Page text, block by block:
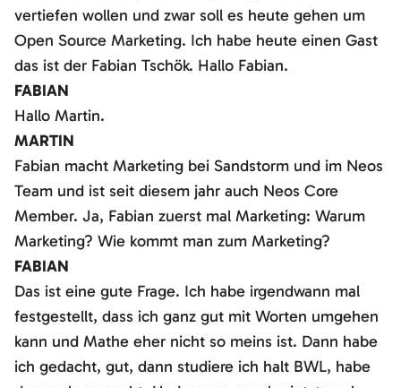
vertiefen wollen und zwar soll es heute gehen um
Open Source Marketing. Ich habe heute einen Gast
das ist der Fabian Tschök. Hallo Fabian.
FABIAN
Hallo Martin.
MARTIN
Fabian macht Marketing bei Sandstorm und im Neos
Team und ist seit diesem jahr auch Neos Core
Member. Ja, Fabian zuerst mal Marketing: Warum
Marketing? Wie kommt man zum Marketing?
FABIAN
Das ist eine gute Frage. Ich habe irgendwann mal
festgestellt, dass ich ganz gut mit Worten umgehen
kann und Mathe eher nicht so meins ist. Dann habe
ich gedacht, gut, dann studiere ich halt BWL, habe